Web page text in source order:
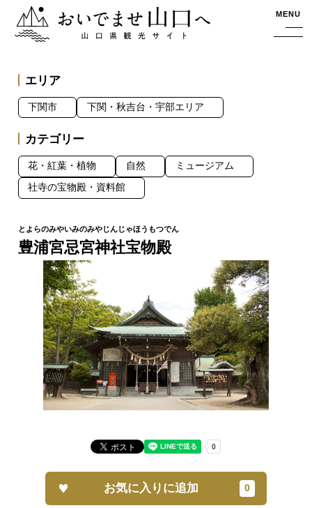
おいでませ山口へー山口県観光サイト MENU
豊浦宮忌宮神社宝物殿
お気に入りに追加
エリア
下関市 下関・秋吉台・宇部エリア
カテゴリー
花・紅葉・植物 自然 ミュージアム
社寺の宝物殿・資料館